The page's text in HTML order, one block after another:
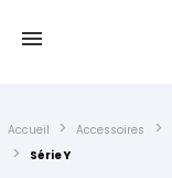
Accueil Accessoires
Série Y